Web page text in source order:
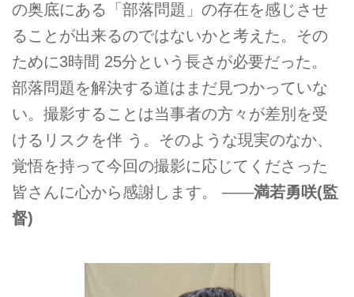
の奥底にある「部落問題」の存在を感じさせ
ることが出来るのではないかと考えた。その
ために3時間 25分という長さが必要だった。
部落問題を解決する道はまだ見つかっていな
い。撮影することは当事者の方々が差別を受
けるリスクを伴 う。そのような現実のなか、
覚悟を持って今回の撮影に応じてくださった
皆さんに心から感謝します。 ――満若勇咲(監
督)